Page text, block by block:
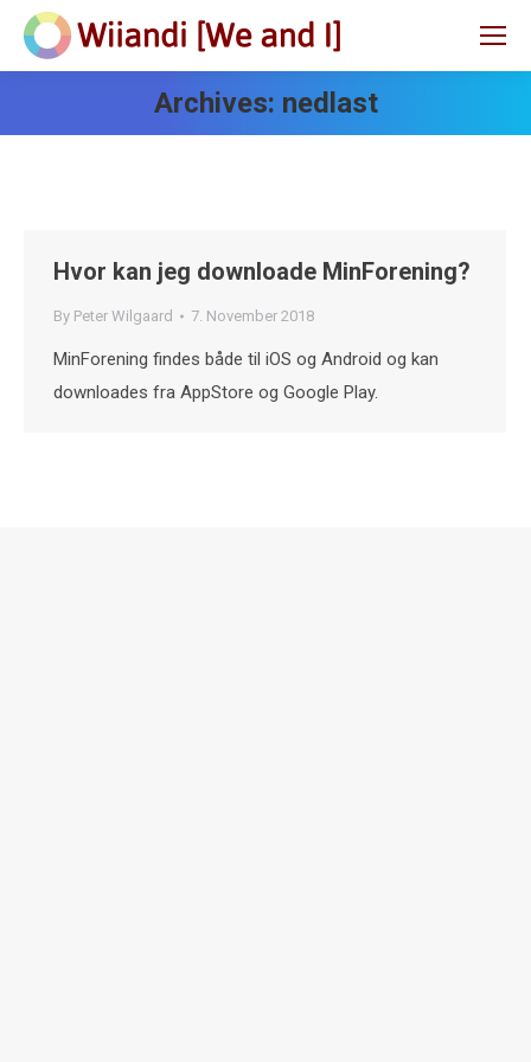
Archives: nedlast
Hvor kan jeg downloade MinForening?
By Peter Wilgaard 7. November 2018
MinForening findes både til iOS og Android og kan
downloades fra AppStore og Google Play.